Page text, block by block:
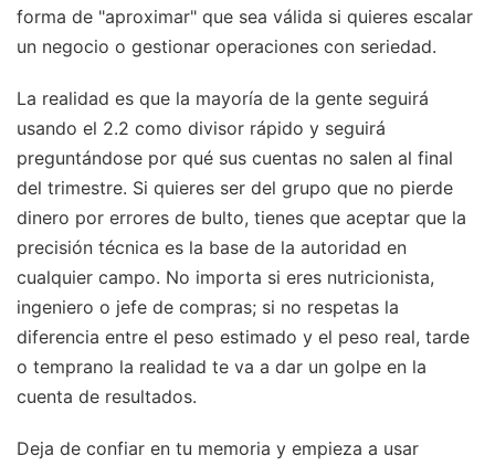
forma de "aproximar" que sea válida si quieres escalar
un negocio o gestionar operaciones con seriedad.
La realidad es que la mayoría de la gente seguirá
usando el 2.2 como divisor rápido y seguirá
preguntándose por qué sus cuentas no salen al final
del trimestre. Si quieres ser del grupo que no pierde
dinero por errores de bulto, tienes que aceptar que la
precisión técnica es la base de la autoridad en
cualquier campo. No importa si eres nutricionista,
ingeniero o jefe de compras; si no respetas la
diferencia entre el peso estimado y el peso real, tarde
o temprano la realidad te va a dar un golpe en la
cuenta de resultados.
Deja de confiar en tu memoria y empieza a usar